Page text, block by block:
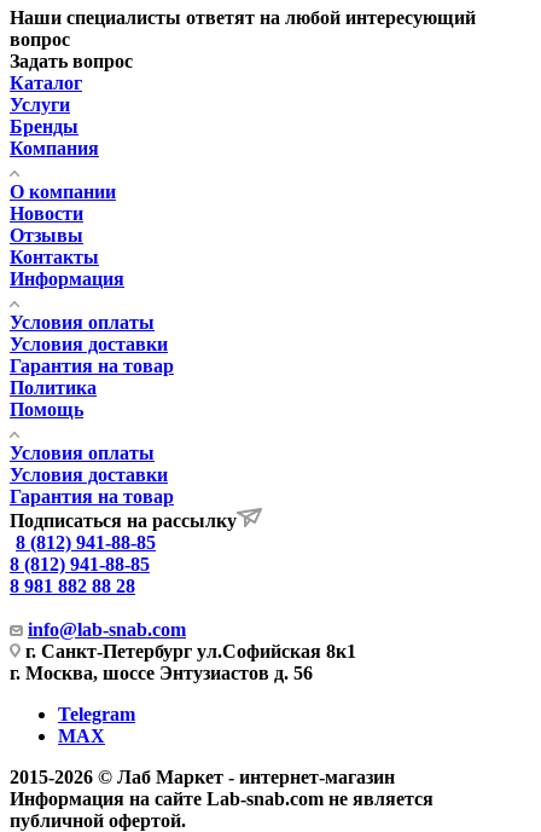
Наши специалисты ответят на любой интересующий
вопрос
Задать вопрос
Каталог
Услуги
Бренды
Компания
О компании
Новости
Отзывы
Контакты
Информация
Условия оплаты
Условия доставки
Гарантия на товар
Политика
Помощь
Условия оплаты
Условия доставки
Гарантия на товар
Подписаться на рассылку
8 (812) 941-88-85
8 (812) 941-88-85
8 981 882 88 28
info@lab-snab.com
г. Санкт-Петербург ул.Софийская 8к1
г. Москва, шоссе Энтузиастов д. 56
Telegram
MAX
2015-2026 © Лаб Маркет - интернет-магазин
Информация на сайте Lab-snab.com не является
публичной офертой.